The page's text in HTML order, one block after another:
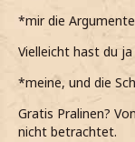
*mir die
Vielleicht hast du
*meine, und die
Gratis Pralinen?
nicht betrachtet.